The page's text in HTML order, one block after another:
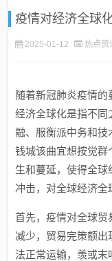
疫情对经济全球
2025-01-12 热点资
随着新冠肺炎疫情的
经济全球化是指不同
融、服衡派中务和技
钱城该曲宜想按觉群
生和蔓延，使得全
冲击，对全球经济全
首先，疫情对全球贸
减少，贸易完策额
法正常运输，羡或末